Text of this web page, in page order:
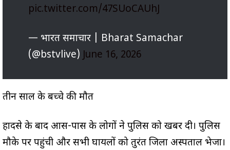
pic.twitter.com/47SUoCAUhJ
— भारत समाचार | Bharat Samachar
(@bstvlive) June 16, 2026
तीन साल के बच्चे की मौत
हादसे के बाद आस-पास के लोगों ने पुलिस को खबर दी। पुलिस
मौके पर पहुंची और सभी घायलों को तुरंत जिला अस्पताल भेजा।